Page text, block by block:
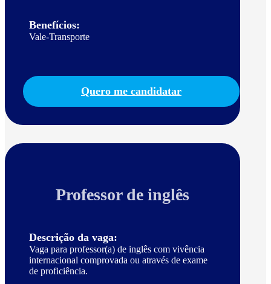
Benefícios:
Vale-Transporte
Quero me candidatar
Professor de inglês
Descrição da vaga:
Vaga para professor(a) de inglês com vivência
internacional comprovada ou através de exame
de proficiência.